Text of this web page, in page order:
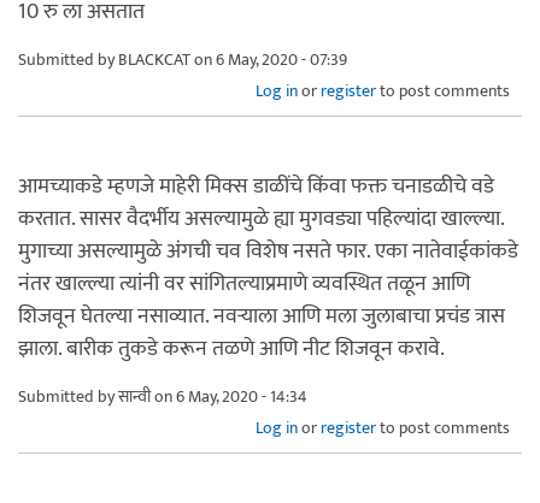
10 रु ला असतात
Submitted byBLACKCATon 6 May, 2020 - 07:39
Log inorregisterto post comments
आमच्याकडे म्हणजे माहेरी मिक्स डाळींचे किंवा फक्त चनाडळीचे वडे
करतात. सासर वैदर्भीय असल्यामुळे ह्या मुगवड्या पहिल्यांदा खाल्ल्या.
मुगाच्या असल्यामुळे अंगची चव विशेष नसते फार. एका नातेवाईकांकडे
नंतर खाल्ल्या त्यांनी वर सांगितल्याप्रमाणे व्यवस्थित तळून आणि
शिजवून घेतल्या नसाव्यात. नवऱ्याला आणि मला जुलाबाचा प्रचंड त्रास
झाला. बारीक तुकडे करून तळणे आणि नीट शिजवून करावे.
Submitted byसान्वीon 6 May, 2020 - 14:34
Log inorregisterto post comments